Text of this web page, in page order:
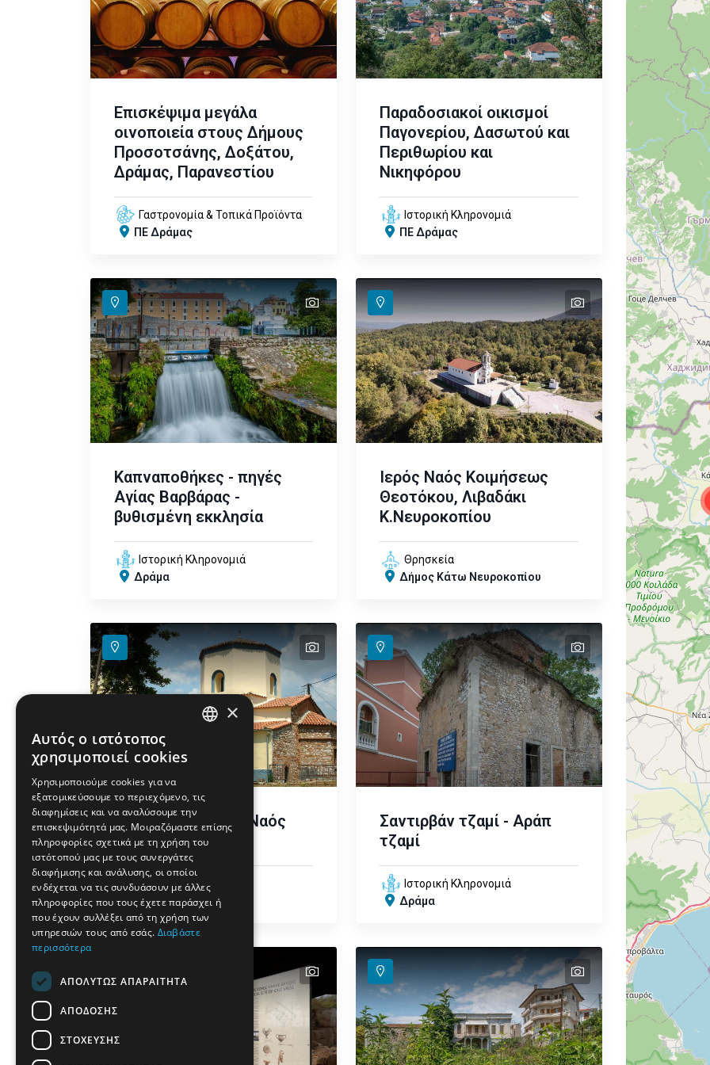
Επισκέψιμα μεγάλα
οινοποιεία στους Δήμους
Προσοτσάνης, Δοξάτου,
Δράμας, Παρανεστίου
Γαστρονομία & Τοπικά Προϊόντα
ΠΕ Δράμας
Παραδοσιακοί οικισμοί
Παγονερίου, Δασωτού και
Περιθωρίου και
Νικηφόρου
Ιστορική Κληρονομιά
ΠΕ Δράμας
text
Καπναποθήκες - πηγές
Αγίας Βαρβάρας -
βυθισμένη εκκλησία
Ιστορική Κληρονομιά
Δράμα
text
Ιερός Ναός Κοιμήσεως
Θεοτόκου, Λιβαδάκι
Κ.Νευροκοπίου
Θρησκεία
Δήμος Κάτω Νευροκοπίου
text
Βυζαντινός Ιερός Ναός
Αγίας Σοφίας
Θρησκεία
Δήμος Δράμας
text
Σαντιρβάν τζαμί - Αράπ
τζαμί
Ιστορική Κληρονομιά
Δράμα
text
FRENCH
BULGARIAN
ROMANIAN
TURKISH
×
Αυτός ο ιστότοπος
χρησιμοποιεί cookies
Χρησιμοποιούμε cookies για να
εξατομικεύσουμε το περιεχόμενο, τις
διαφημίσεις και να αναλύσουμε την
επισκεψιμότητά μας. Μοιραζόμαστε επίσης
πληροφορίες σχετικά με τη χρήση του
ιστότοπού μας με τους συνεργάτες
διαφήμισης και ανάλυσης, οι οποίοι
ενδέχεται να τις συνδυάσουν με άλλες
πληροφορίες που τους έχετε παράσχει ή
που έχουν συλλέξει από τη χρήση των
υπηρεσιών τους από εσάς. Διαβάστε
περισσότερα
ΑΠΟΛΥΤΩΣ ΑΠΑΡΑΙΤΗΤΑ
ΑΠΟΔΟΣΗΣ
ΣΤΟΧΕΥΣΗΣ